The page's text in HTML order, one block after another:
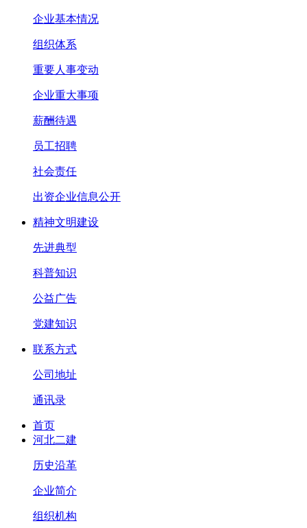
企业基本情况
组织体系
重要人事变动
企业重大事项
薪酬待遇
员工招聘
社会责任
出资企业信息公开
精神文明建设
先进典型
科普知识
公益广告
党建知识
联系方式
公司地址
通讯录
首页
河北二建
历史沿革
企业简介
组织机构